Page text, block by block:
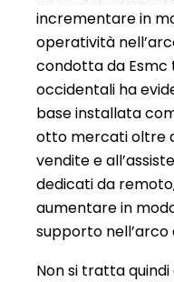
incrementare in
operatività
condotta da
occidentali ha
base installata
otto mercati oltre
vendite e
dedicati da
aumentare in
supporto nell’arco
Non si tratta